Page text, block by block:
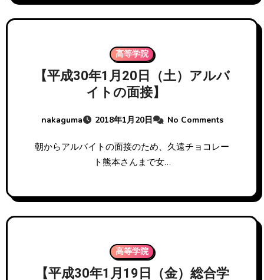
高等学院
【平成30年1月20日（土）アルバ
イトの面接】
nakaguma 2018年1月20日 No Comments
朝からアルバイトの面接のため、久遠チョコレー
ト熊本さんまで女…
高等学院
【平成30年1月19日（金）総合学